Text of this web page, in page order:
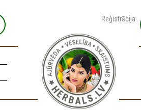
Reģistrācija